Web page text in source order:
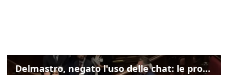
Delmastro, negato l'uso delle chat: le proteste di Avs e M5s